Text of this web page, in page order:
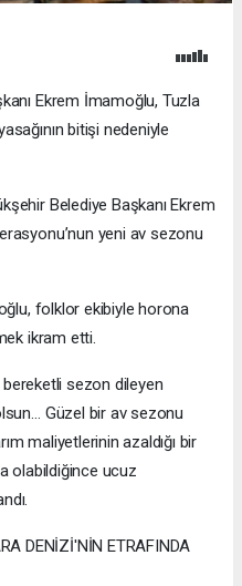
Ekrem İmamoğlu, Tuzla
bitişi nedeniyle
Belediye Başkanı Ekrem
yeni av sezonu
folklor ekibiyle horona
ikram etti.
bereketli sezon dileyen
Güzel bir av sezonu
maliyetlerinin azaldığı bir
olabildiğince ucuz
DENİZİ'NİN ETRAFINDA